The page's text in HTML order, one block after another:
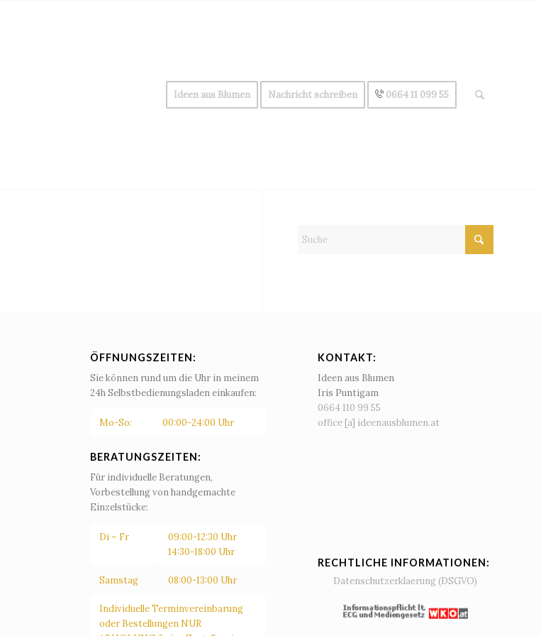
Ideen aus Blumen Nachricht schreiben 0664 11 099 55
ÖFFNUNGSZEITEN:
Sie können rund um die Uhr in meinem
24h Selbstbedienungsladen einkaufen:
Mo-So: 00:00-24:00 Uhr
BERATUNGSZEITEN:
Für individuelle Beratungen,
Vorbestellung von handgemachte
Einzelstücke:
Di – Fr
09:00-12:30 Uhr
14:30-18:00 Uhr
Samstag 08:00-13:00 Uhr
Individuelle Terminvereinbarung
oder Bestellungen NUR
KONTAKT:
Ideen aus Blumen
Iris Puntigam
0664 110 99 55‬
office [a] ideenausblumen.at
RECHTLICHE INFORMATIONEN:
Datenschutzerklaerung (DSGVO)